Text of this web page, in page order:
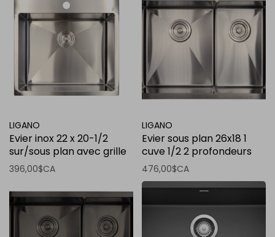
LIGANO
Evier inox 22 x 20-1/2
sur/sous plan avec grille
et crepine panier de luxe
396,00$CA
LIGANO
Evier sous plan 26x18 1
cuve 1/2 2 profondeurs
stainless avec grille et
crepine panier de luxe
476,00$CA